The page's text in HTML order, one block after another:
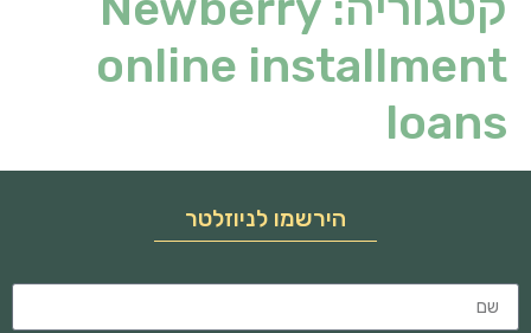
online installment
loans
הירשמו לניוזלטר